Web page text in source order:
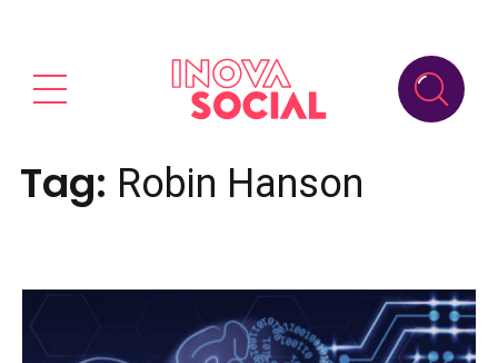
Tag: Robin Hanson